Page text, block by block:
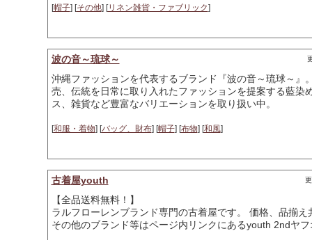
[帽子] [その他] [リネン雑貨・ファブリック]
波の音～琉球～
沖縄ファッションを代表するブランド『波の音～琉球～』
売、伝統を日常に取り入れたファッションを提案する藍染
ス、雑貨など豊富なバリエーションを取り扱い中。
[和服・着物] [バッグ、財布] [帽子] [布物] [和風]
古着屋youth
【全品送料無料！】
ラルフローレンブランド専門の古着屋です。 価格、品揃
その他のブランド等はページ内リンクにあるyouth 2ndヤ